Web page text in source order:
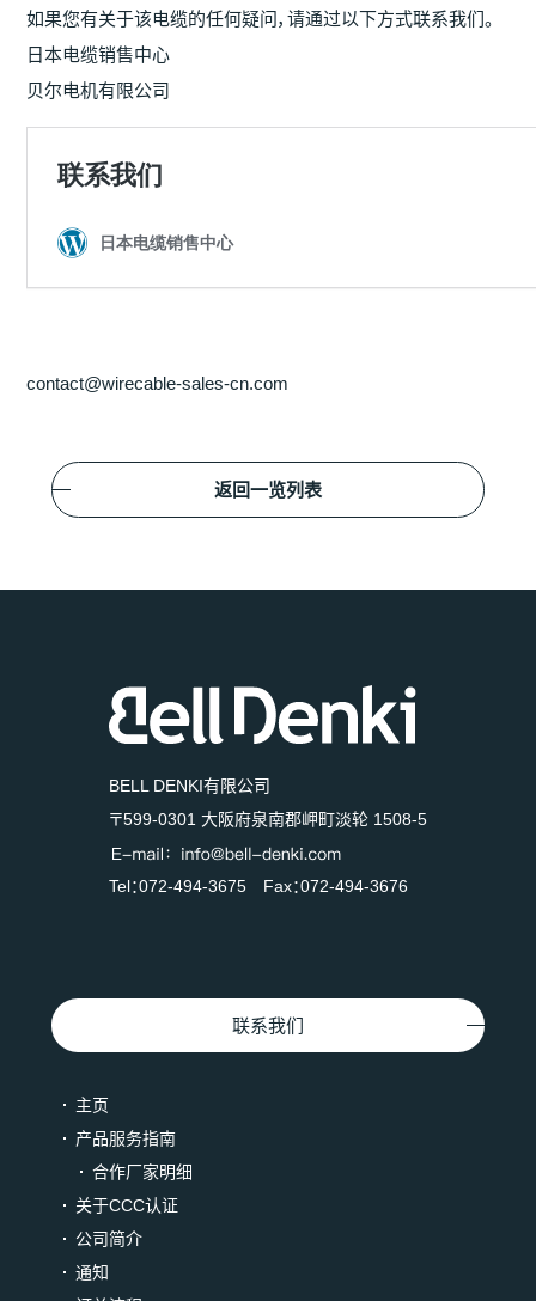
如果您有关于该电缆的任何疑问，请通过以下方式联系我们。
日本电缆销售中心
贝尔电机有限公司
contact@wirecable-sales-cn.com
返回一览列表
BELL DENKI有限公司
〒599-0301 大阪府泉南郡岬町淡轮 1508-5
Tel：072-494-3675 Fax：072-494-3676
联系我们
主页
产品服务指南
合作厂家明细
关于CCC认证
公司简介
通知